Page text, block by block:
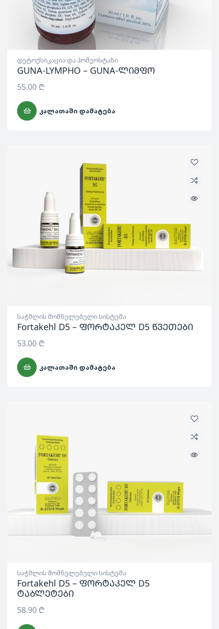
დეტოქსიკაცია და ჰომეოსტაზი
GUNA-LYMPHO – GUNA-ლიმფო
55.00 ₾
ᲙᲐᲚᲐᲗᲐᲨᲘ ᲓᲐᲛᲐᲢᲔᲑᲐ
საჭმლის მომნელებელი სისტემა
Fortakehl D5 – ფორტაკელ D5 წვეთები
53.00 ₾
ᲙᲐᲚᲐᲗᲐᲨᲘ ᲓᲐᲛᲐᲢᲔᲑᲐ
საჭმლის მომნელებელი სისტემა
Fortakehl D5 – ფორტაკელ D5
ტაბლეტები
58.90 ₾